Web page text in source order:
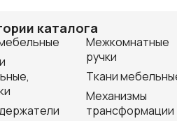
каталога
Межкомнатные
ручки
Ткани
Механизмы
трансформации